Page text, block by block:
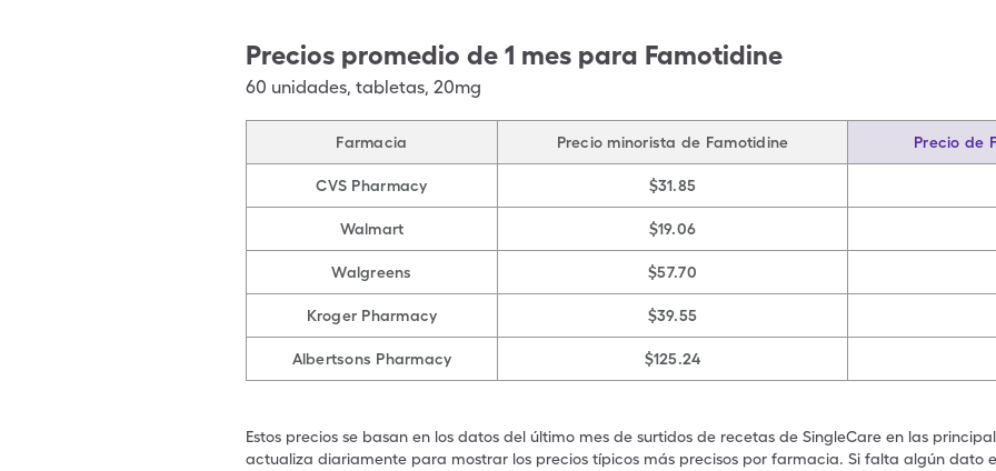
Precios promedio de 1 mes para Famotidine
60 unidades, tabletas, 20mg
Farmacia Precio minorista de Famotidine Precio de
CVS Pharmacy $31.85
Walmart $19.06
Walgreens $57.70
Kroger Pharmacy $39.55
Albertsons Pharmacy $125.24
Estos precios se basan en los datos del último mes de surtidos de recetas de SingleCare en las
actualiza diariamente para mostrar los precios típicos más precisos por farmacia. Si falta algún dato